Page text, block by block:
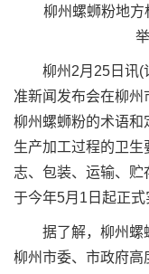
柳州螺蛳粉地方
柳州2月25日讯(
准新闻发布会在柳
柳州螺蛳粉的术语和
生产加工过程的卫
志、包装、运输、
于今年5月1日起正式
据了解，柳州螺蛳
柳州市委、市政府高